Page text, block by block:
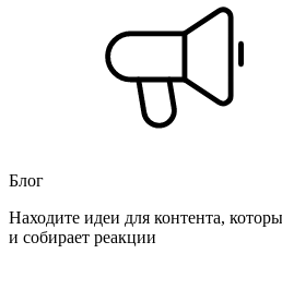
Блог
Находите идеи для контента,
и собирает реакции